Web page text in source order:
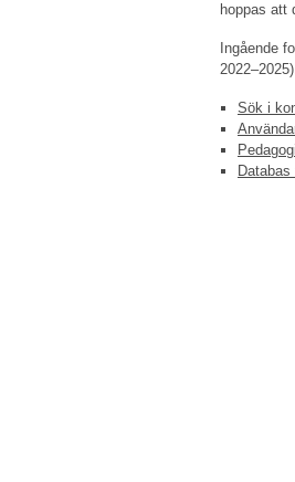
hoppas att
Ingående
Sök i